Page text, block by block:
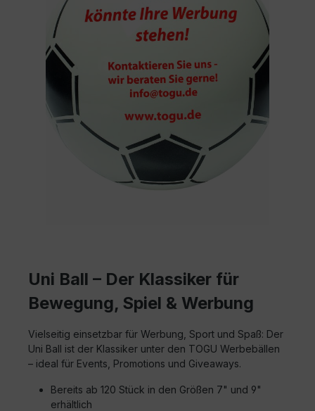
Uni Ball – Der Klassiker für
Bewegung, Spiel & Werbung
Vielseitig einsetzbar für Werbung, Sport und Spaß: Der
Uni Ball ist der Klassiker unter den TOGU Werbebällen
– ideal für Events, Promotions und Giveaways.
Bereits ab 120 Stück in den Größen 7" und 9"
erhältlich